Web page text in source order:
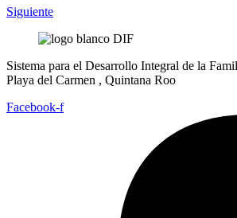
Siguiente
Sistema para el Desarrollo Integral de la
Playa del Carmen , Quintana Roo
Facebook-f